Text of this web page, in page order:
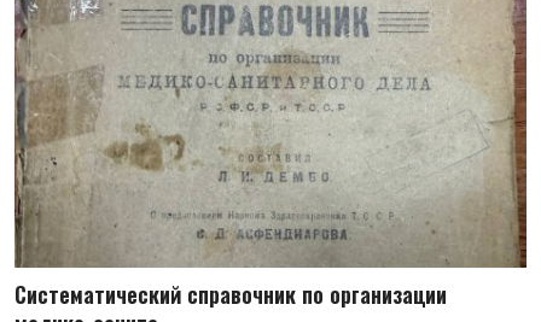
Архив журналов Узбекистана
О нас
Стратегический план развития
Лента
Контакты
Цифровые коллекции
Систематический справочник по организации